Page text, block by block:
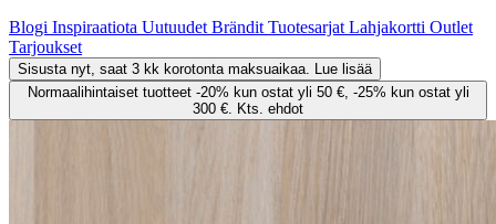
Blogi Inspiraatiota Uutuudet Brändit Tuotesarjat Lahjakortti Outlet
Tarjoukset
Sisusta nyt, saat 3 kk korotonta maksuaikaa. Lue lisää
Normaalihintaiset tuotteet -20% kun ostat yli 50 €, -25% kun ostat yli
300 €. Kts. ehdot